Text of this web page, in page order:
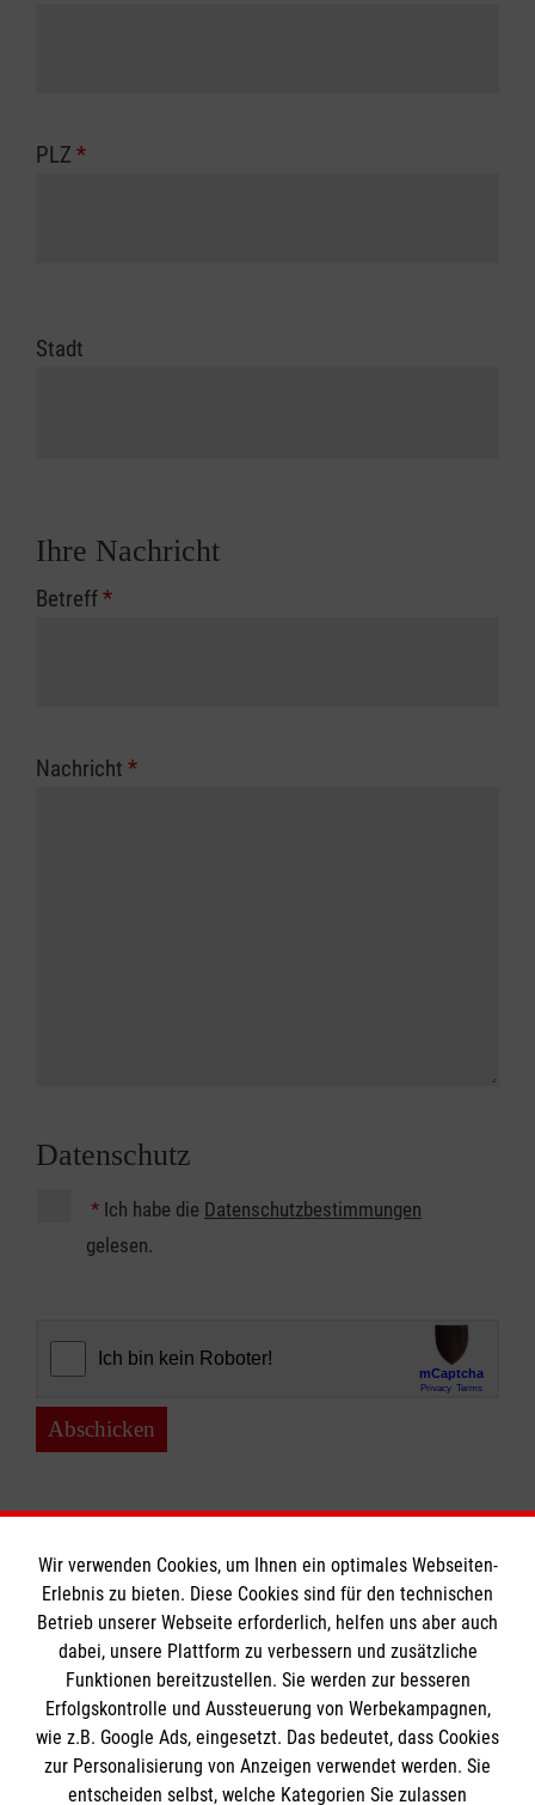
PLZ *
Stadt
Ihre Nachricht
Betreff*
Nachricht *
Datenschutz
* Ich habe die Datenschutzbestimmungen
gelesen.
Abschicken
Informationen
Impressum
Datenschutz
Kontakt
Die Malteser
Wir verwenden Cookies, um Ihnen ein optimales Webseiten-
Erlebnis zu bieten. Diese Cookies sind für den technischen
Betrieb unserer Webseite erforderlich, helfen uns aber auch
dabei, unsere Plattform zu verbessern und zusätzliche
Funktionen bereitzustellen. Sie werden zur besseren
Erfolgskontrolle und Aussteuerung von Werbekampagnen,
wie z.B. Google Ads, eingesetzt. Das bedeutet, dass Cookies
zur Personalisierung von Anzeigen verwendet werden. Sie
entscheiden selbst, welche Kategorien Sie zulassen